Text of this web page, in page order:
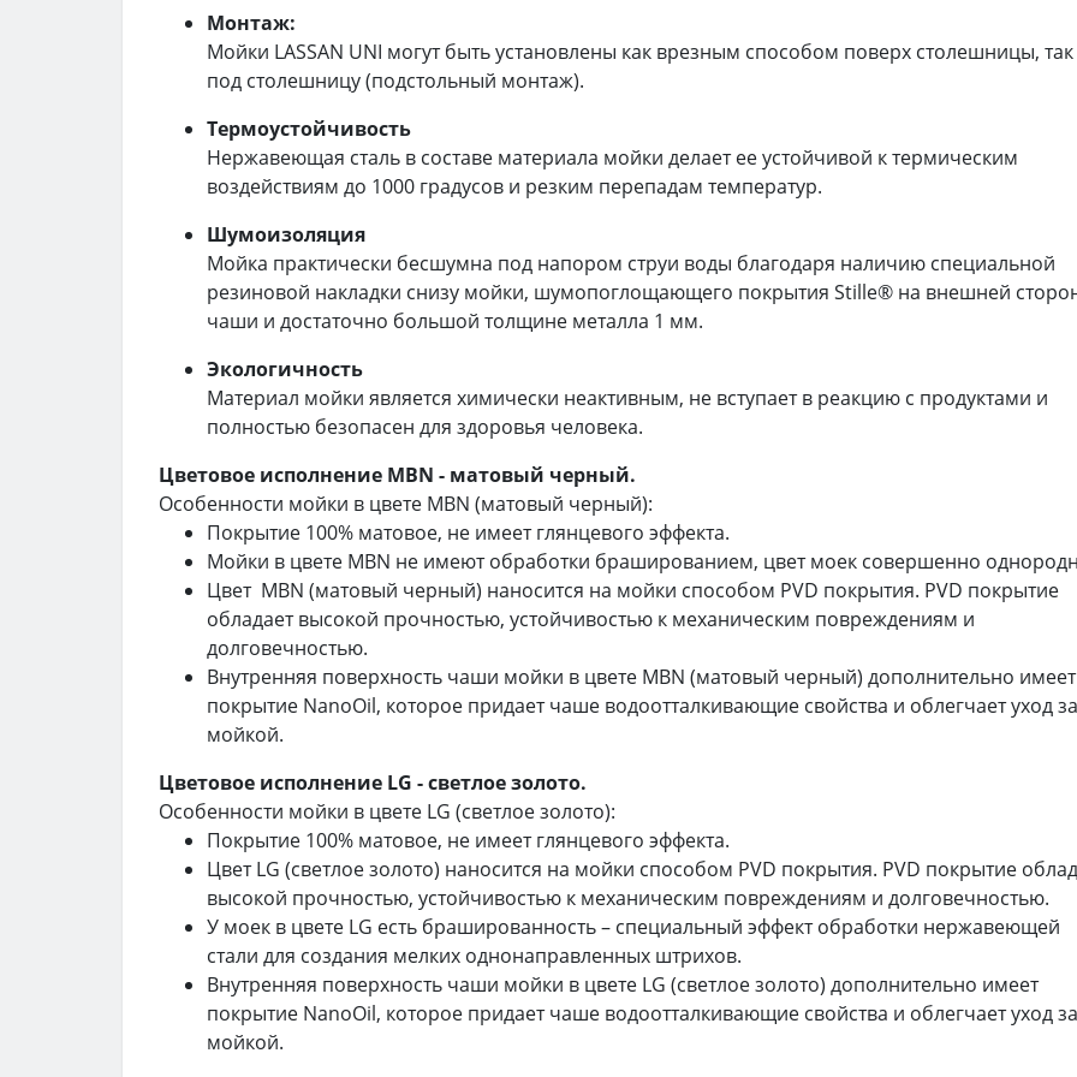
Монтаж:
Мойки LASSAN UNI могут быть установлены как врезным способом поверх столешницы,
под столешницу (подстольный монтаж).
Термоустойчивость
Нержавеющая сталь в составе материала мойки делает ее устойчивой к термическим
воздействиям до 1000 градусов и резким перепадам температур.
Шумоизоляция
Мойка практически бесшумна под напором струи воды благодаря наличию специальной
резиновой накладки снизу мойки, шумопоглощающего покрытия Stille® на внешней
чаши и достаточно большой толщине металла 1 мм.
Экологичность
Материал мойки является химически неактивным, не вступает в реакцию с продуктами и
полностью безопасен для здоровья человека.
Цветовое исполнение MBN - матовый черный.
Особенности мойки в цвете MBN (матовый черный):
Покрытие 100% матовое, не имеет глянцевого эффекта.
Мойки в цвете MBN не имеют обработки брашированием, цвет моек совершенно
Цвет MBN (матовый черный) наносится на мойки способом PVD покрытия. PVD покрытие
обладает высокой прочностью, устойчивостью к механическим повреждениям и
долговечностью.
Внутренняя поверхность чаши мойки в цвете MBN (матовый черный) дополнительно имеет
покрытие NanoOil, которое придает чаше водоотталкивающие свойства и облегчает уход за
мойкой.
Цветовое исполнение LG - светлое золото.
Особенности мойки в цвете LG (светлое золото):
Покрытие 100% матовое, не имеет глянцевого эффекта.
Цвет LG (светлое золото) наносится на мойки способом PVD покрытия. PVD покрытие
высокой прочностью, устойчивостью к механическим повреждениям и долговечностью.
У моек в цвете LG есть брашированность – специальный эффект обработки нержавеющей
стали для создания мелких однонаправленных штрихов.
Внутренняя поверхность чаши мойки в цвете LG (светлое золото) дополнительно имеет
покрытие NanoOil, которое придает чаше водоотталкивающие свойства и облегчает уход за
мойкой.